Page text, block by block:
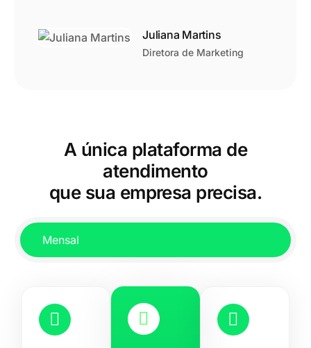
Juliana Martins
Diretora de Marketing
A única plataforma de
atendimento
que sua empresa precisa.
Mensal